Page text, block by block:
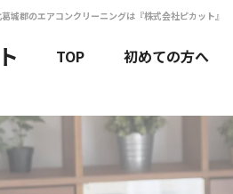
城郡のエアコンクリーニングは『株式会社ピカット』
TOP 初めての方へ